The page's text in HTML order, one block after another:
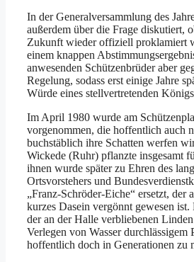
In der Generalversammlung des
außerdem über die Frage diskutiert,
Zukunft wieder offiziell proklamiert
einem knappen
anwesenden Schützenbrüder aber
Regelung, sodass erst einige Jahre
Würde eines stellvertretenden
Im April 1980 wurde am
vorgenommen, die hoffentlich auch
buchstäblich ihre Schatten werfen
Wickede (Ruhr) pflanzte insgesamt
ihnen wurde später zu Ehren des
Ortsvorstehers und
„Franz-Schröder-Eiche“ ersetzt, der
kurzes Dasein vergönnt gewesen
der an der Halle verbliebenen
Verlegen von Wasser durchlässigem
hoffentlich doch in Generationen zu